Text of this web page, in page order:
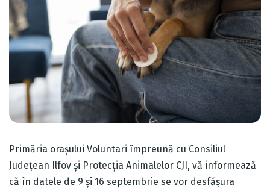
Primăria orașului Voluntari împreună cu Consiliul
Județean Ilfov și Protecția Animalelor CJI, vă informează
că în datele de 9 și 16 septembrie se vor desfășura